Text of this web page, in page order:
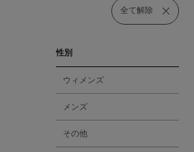
全て解除
性別
ウィメンズ
メンズ
その他